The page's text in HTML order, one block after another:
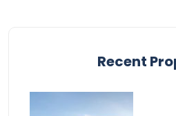
Recent